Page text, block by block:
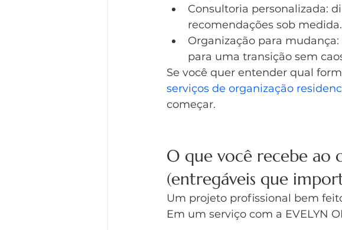
Consultoria personalizada:
recomendações sob medida.
Organização para
para uma transição sem
Se você quer entender qual
serviços de organização
começar.
O que você recebe ao
(entregáveis que
Um projeto profissional bem
Em um serviço com a EVELYN